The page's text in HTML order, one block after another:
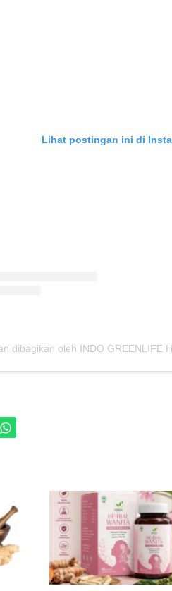
Lihat postingan ini di